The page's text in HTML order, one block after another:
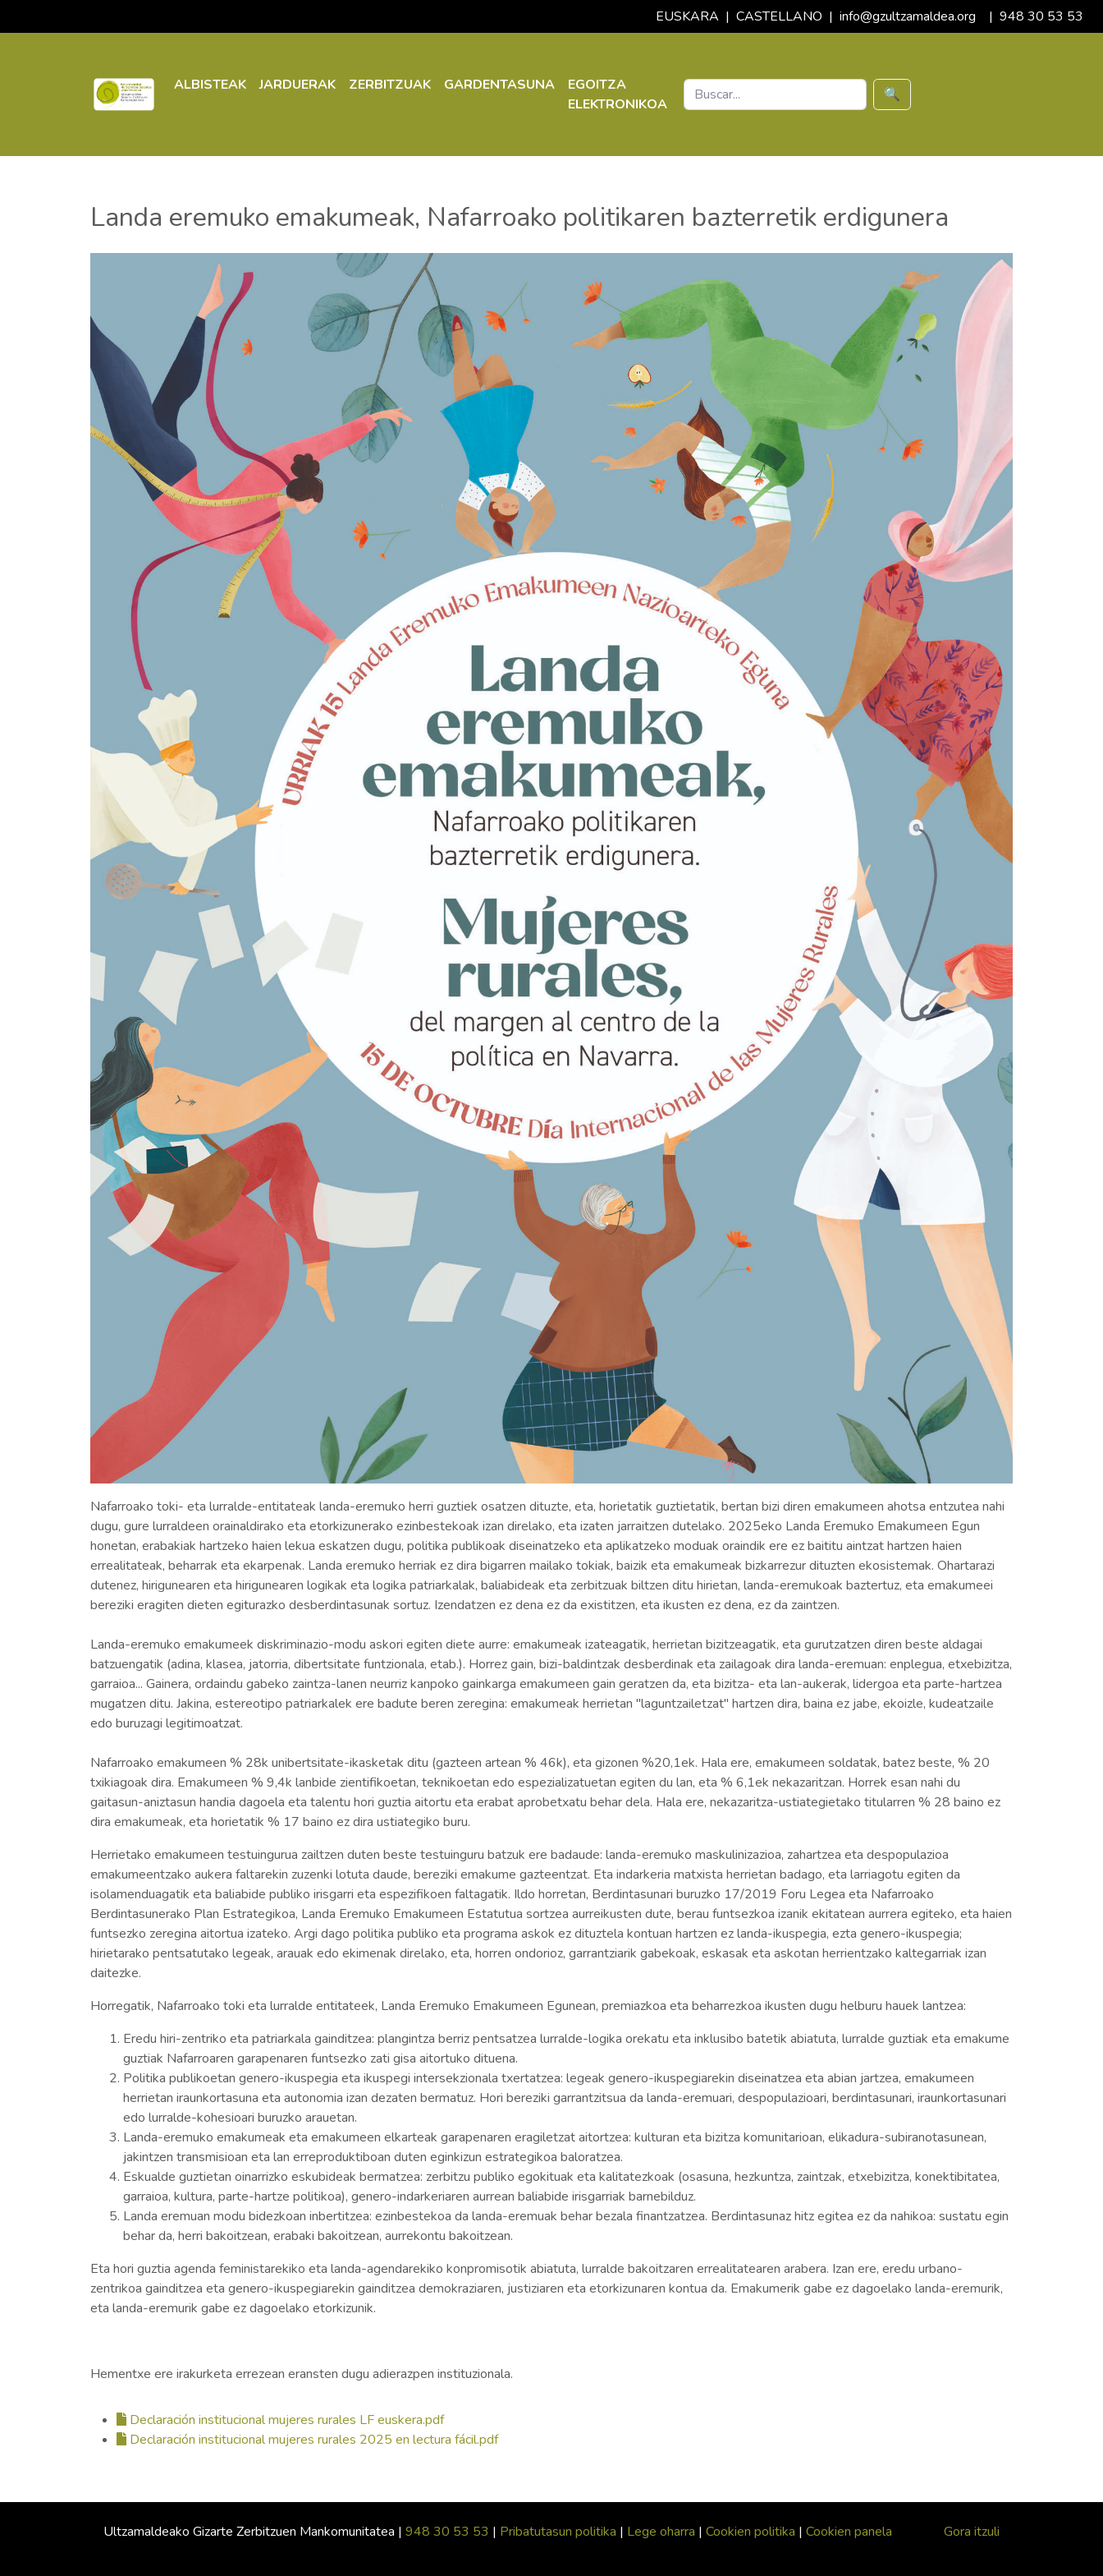
EUSKARA | CASTELLANO | info@gzultzamaldea.org | 948 30 53 53
ALBISTEAK JARDUERAK ZERBITZUAK GARDENTASUNA
EGOITZA
ELEKTRONIKOA
🔍
Landa eremuko emakumeak, Nafarroako politikaren bazterretik erdigunera
Nafarroako toki- eta lurralde-entitateak landa-eremuko herri guztiek osatzen dituzte, eta, horietatik guztietatik, bertan bizi diren emakumeen ahotsa entzutea nahi
dugu, gure lurraldeen orainaldirako eta etorkizunerako ezinbestekoak izan direlako, eta izaten jarraitzen dutelako. 2025eko Landa Eremuko Emakumeen Egun
honetan, erabakiak hartzeko haien lekua eskatzen dugu, politika publikoak diseinatzeko eta aplikatzeko moduak oraindik ere ez baititu aintzat hartzen haien
errealitateak, beharrak eta ekarpenak. Landa eremuko herriak ez dira bigarren mailako tokiak, baizik eta emakumeak bizkarrezur dituzten ekosistemak. Ohartarazi
dutenez, hirigunearen eta hirigunearen logikak eta logika patriarkalak, baliabideak eta zerbitzuak biltzen ditu hirietan, landa-eremukoak baztertuz, eta emakumeei
bereziki eragiten dieten egiturazko desberdintasunak sortuz. Izendatzen ez dena ez da existitzen, eta ikusten ez dena, ez da zaintzen.
Landa-eremuko emakumeek diskriminazio-modu askori egiten diete aurre: emakumeak izateagatik, herrietan bizitzeagatik, eta gurutzatzen diren beste aldagai
batzuengatik (adina, klasea, jatorria, dibertsitate funtzionala, etab.). Horrez gain, bizi-baldintzak desberdinak eta zailagoak dira landa-eremuan: enplegua, etxebizitza,
garraioa... Gainera, ordaindu gabeko zaintza-lanen neurriz kanpoko gainkarga emakumeen gain geratzen da, eta bizitza- eta lan-aukerak, lidergoa eta parte-hartzea
mugatzen ditu. Jakina, estereotipo patriarkalek ere badute beren zeregina: emakumeak herrietan "laguntzailetzat" hartzen dira, baina ez jabe, ekoizle, kudeatzaile
edo buruzagi legitimoatzat.
Nafarroako emakumeen % 28k unibertsitate-ikasketak ditu (gazteen artean % 46k), eta gizonen %20,1ek. Hala ere, emakumeen soldatak, batez beste, % 20
txikiagoak dira. Emakumeen % 9,4k lanbide zientifikoetan, teknikoetan edo espezializatuetan egiten du lan, eta % 6,1ek nekazaritzan. Horrek esan nahi du
gaitasun-aniztasun handia dagoela eta talentu hori guztia aitortu eta erabat aprobetxatu behar dela. Hala ere, nekazaritza-ustiategietako titularren % 28 baino ez
dira emakumeak, eta horietatik % 17 baino ez dira ustiategiko buru.
Herrietako emakumeen testuingurua zailtzen duten beste testuinguru batzuk ere badaude: landa-eremuko maskulinizazioa, zahartzea eta despopulazioa
emakumeentzako aukera faltarekin zuzenki lotuta daude, bereziki emakume gazteentzat. Eta indarkeria matxista herrietan badago, eta larriagotu egiten da
isolamenduagatik eta baliabide publiko irisgarri eta espezifikoen faltagatik. Ildo horretan, Berdintasunari buruzko 17/2019 Foru Legea eta Nafarroako
Berdintasunerako Plan Estrategikoa, Landa Eremuko Emakumeen Estatutua sortzea aurreikusten dute, berau funtsezkoa izanik ekitatean aurrera egiteko, eta haien
funtsezko zeregina aitortua izateko. Argi dago politika publiko eta programa askok ez dituztela kontuan hartzen ez landa-ikuspegia, ezta genero-ikuspegia;
hirietarako pentsatutako legeak, arauak edo ekimenak direlako, eta, horren ondorioz, garrantziarik gabekoak, eskasak eta askotan herrientzako kaltegarriak izan
daitezke.
Horregatik, Nafarroako toki eta lurralde entitateek, Landa Eremuko Emakumeen Egunean, premiazkoa eta beharrezkoa ikusten dugu helburu hauek lantzea:
Eredu hiri-zentriko eta patriarkala gainditzea: plangintza berriz pentsatzea lurralde-logika orekatu eta inklusibo batetik abiatuta, lurralde guztiak eta emakume
guztiak Nafarroaren garapenaren funtsezko zati gisa aitortuko dituena.
Politika publikoetan genero-ikuspegia eta ikuspegi intersekzionala txertatzea: legeak genero-ikuspegiarekin diseinatzea eta abian jartzea, emakumeen
herrietan iraunkortasuna eta autonomia izan dezaten bermatuz. Hori bereziki garrantzitsua da landa-eremuari, despopulazioari, berdintasunari, iraunkortasunari
edo lurralde-kohesioari buruzko arauetan.
Landa-eremuko emakumeak eta emakumeen elkarteak garapenaren eragiletzat aitortzea: kulturan eta bizitza komunitarioan, elikadura-subiranotasunean,
jakintzen transmisioan eta lan erreproduktiboan duten eginkizun estrategikoa baloratzea.
Eskualde guztietan oinarrizko eskubideak bermatzea: zerbitzu publiko egokituak eta kalitatezkoak (osasuna, hezkuntza, zaintzak, etxebizitza, konektibitatea,
garraioa, kultura, parte-hartze politikoa), genero-indarkeriaren aurrean baliabide irisgarriak barnebilduz.
Landa eremuan modu bidezkoan inbertitzea: ezinbestekoa da landa-eremuak behar bezala finantzatzea. Berdintasunaz hitz egitea ez da nahikoa: sustatu egin
behar da, herri bakoitzean, erabaki bakoitzean, aurrekontu bakoitzean.
Eta hori guztia agenda feministarekiko eta landa-agendarekiko konpromisotik abiatuta, lurralde bakoitzaren errealitatearen arabera. Izan ere, eredu urbano-
zentrikoa gainditzea eta genero-ikuspegiarekin gainditzea demokraziaren, justiziaren eta etorkizunaren kontua da. Emakumerik gabe ez dagoelako landa-eremurik,
eta landa-eremurik gabe ez dagoelako etorkizunik.
Hementxe ere irakurketa errezean eransten dugu adierazpen instituzionala.
Declaración institucional mujeres rurales LF euskera.pdf
Declaración institucional mujeres rurales 2025 en lectura fácil.pdf
Gora itzuli
Ultzamaldeako Gizarte Zerbitzuen Mankomunitatea | 948 30 53 53 | Pribatutasun politika | Lege oharra | Cookien politika | Cookien panela